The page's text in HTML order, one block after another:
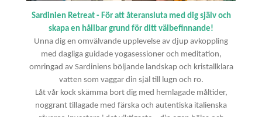
Sardinien Retreat - För att återansluta med dig själv och
skapa en hållbar grund för ditt välbefinnande!
Unna dig en omvälvande upplevelse av djup avkoppling
med dagliga guidade yogasessioner och meditation,
omringad av Sardiniens böljande landskap och kristallklara
vatten som vaggar din själ till lugn och ro.
Låt vår kock skämma bort dig med hemlagade måltider,
noggrant tillagade med färska och autentiska italienska